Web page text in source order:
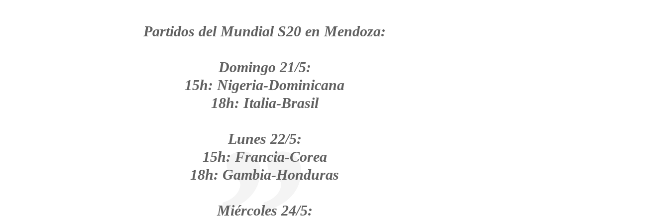
Partidos del Mundial S20 en Mendoza:
Domingo 21/5:
15h: Nigeria-Dominicana
18h: Italia-Brasil
Lunes 22/5:
15h: Francia-Corea
18h: Gambia-Honduras
Miércoles 24/5: